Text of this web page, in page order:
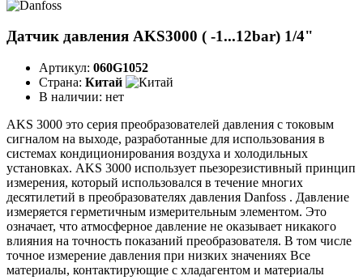
Датчик давления AKS3000 ( -1...12bar) 1/4"
Артикул: 060G1052
Страна: Китай
В наличии: нет
AKS 3000 это серия преобразователей давления с токовым
сигналом на выходе, разработанные для использования в
системах кондиционирования воздуха и холодильных
установках. AKS 3000 использует пьезорезистивный принцип
измерения, который использовался в течение многих
десятилетий в преобразователях давления Danfoss . Давление
измеряется герметичным измерительным элементом. Это
означает, что атмосферное давление не оказывает никакого
влияния на точность показаний преобразователя. В том числе
точное измерение давления при низких значениях Все
материалы, контактирующие с хладагентом и материалы